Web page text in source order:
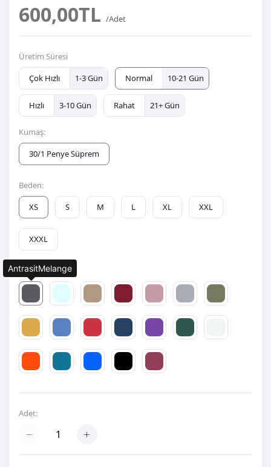
600,00TL /Adet
Üretim Süresi
Çok Hızlı
1-3 Gün Normal 10-21 Gün
Hızlı 3-10 Gün Rahat 21+ Gün
Kumaş:
30/1 Penye Süprem
Beden:
XS
S M L XL XXL
XXXL
Renk:
Adet:
AntrasitMelange